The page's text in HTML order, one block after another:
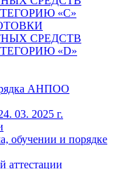
«C»
СРЕДСТВ
«D»
АНПОО
03. 2025 г.
обучении и порядке
аттестации